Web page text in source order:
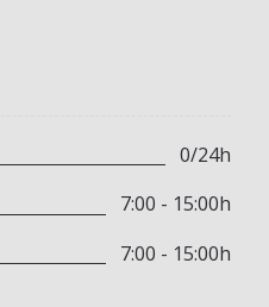
0/24h
7:00 - 15:00h
7:00 - 15:00h